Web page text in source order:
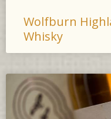
Wolfburn
Whisky